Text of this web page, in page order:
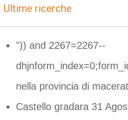
Ultime ricerche
")) and 2267=2267--
nella provincia di
Castello gradara 31